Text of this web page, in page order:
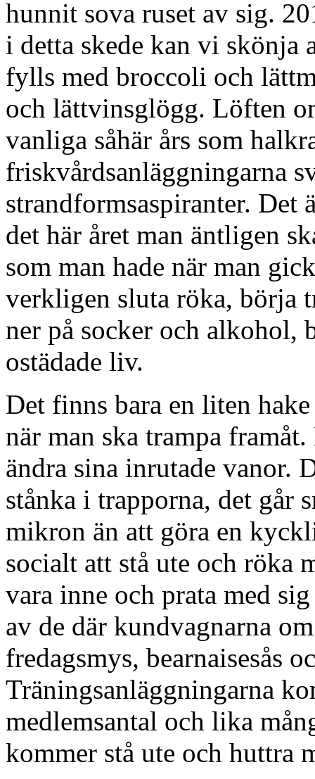
hunnit sova ruset av sig.
i detta skede kan vi skönja
fylls med broccoli och
och lättvinsglögg. Löften
vanliga såhär års som
friskvårdsanläggningarna
strandformsaspiranter. Det
det här året man äntligen
som man hade när man
verkligen sluta röka, börja
ner på socker och alkohol,
ostädade liv.
Det finns bara en liten
när man ska trampa
ändra sina inrutade vanor.
stånka i trapporna, det går
mikron än att göra en
socialt att stå ute och röka
vara inne och prata med
av de där kundvagnarna
fredagsmys, bearnaisesås
Träningsanläggningarna
medlemsantal och lika
kommer stå ute och huttra